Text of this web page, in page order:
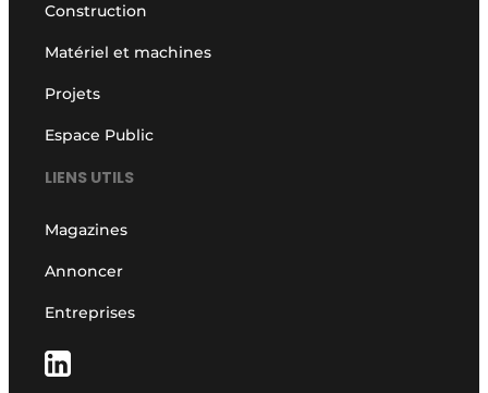
Construction
Matériel et machines
Projets
Espace Public
LIENS UTILS
Magazines
Annoncer
Entreprises